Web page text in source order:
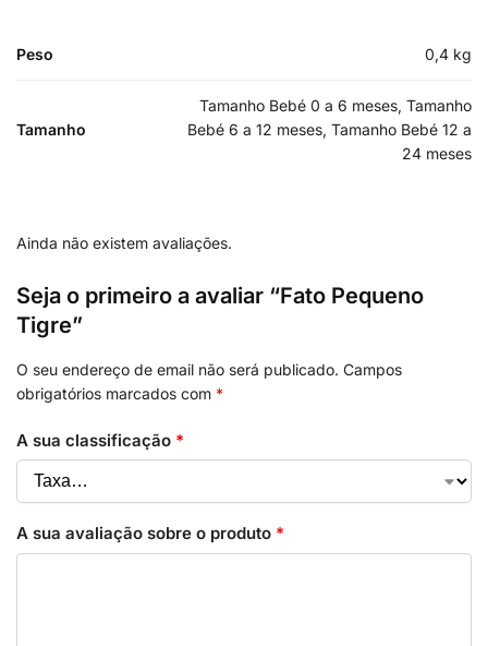
Peso 0,4 kg
Tamanho
Tamanho Bebé 0 a 6 meses, Tamanho
Bebé 6 a 12 meses, Tamanho Bebé 12 a
24 meses
Ainda não existem avaliações.
Seja o primeiro a avaliar “Fato Pequeno
Tigre”
O seu endereço de email não será publicado. Campos
obrigatórios marcados com *
A sua classificação *
A sua avaliação sobre o produto *